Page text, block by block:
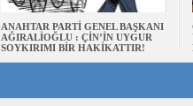
ANAHTAR PARTİ GENEL BAŞKANI
AĞIRALİOĞLU : ÇİN’İN UYGUR
SOYKIRIMI BİR HAKİKATTIR!